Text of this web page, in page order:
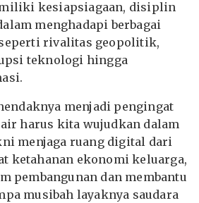
kesiapsiagaan, disiplin
menghadapi berbagai
rivalitas geopolitik,
teknologi hingga
menjadi pengingat
harus kita wujudkan dalam
menjaga ruang digital dari
ketahanan ekonomi keluarga,
pembangunan dan membantu
musibah layaknya saudara